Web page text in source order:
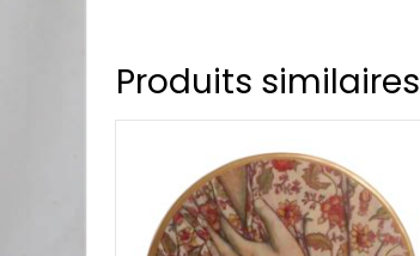
Produits similaires